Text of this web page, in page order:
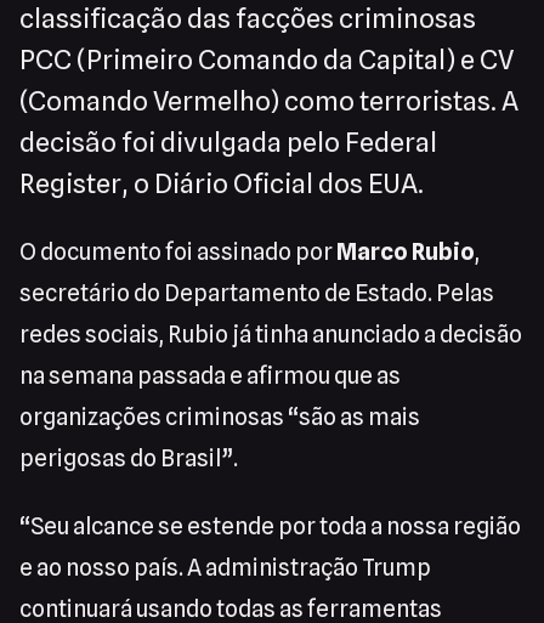
classificação das facções criminosas
PCC (Primeiro Comando da Capital) e CV
(Comando Vermelho) como terroristas. A
decisão foi divulgada pelo Federal
Register, o Diário Oficial dos EUA.
O documento foi assinado porMarco Rubio,
secretário do Departamento de Estado. Pelas
redes sociais, Rubio já tinha anunciado a decisão
na semana passada e afirmou que as
organizações criminosas “são as mais
perigosas do Brasil”.
“Seu alcance se estende por toda a nossa região
e ao nosso país. A administração Trump
continuará usando todas as ferramentas